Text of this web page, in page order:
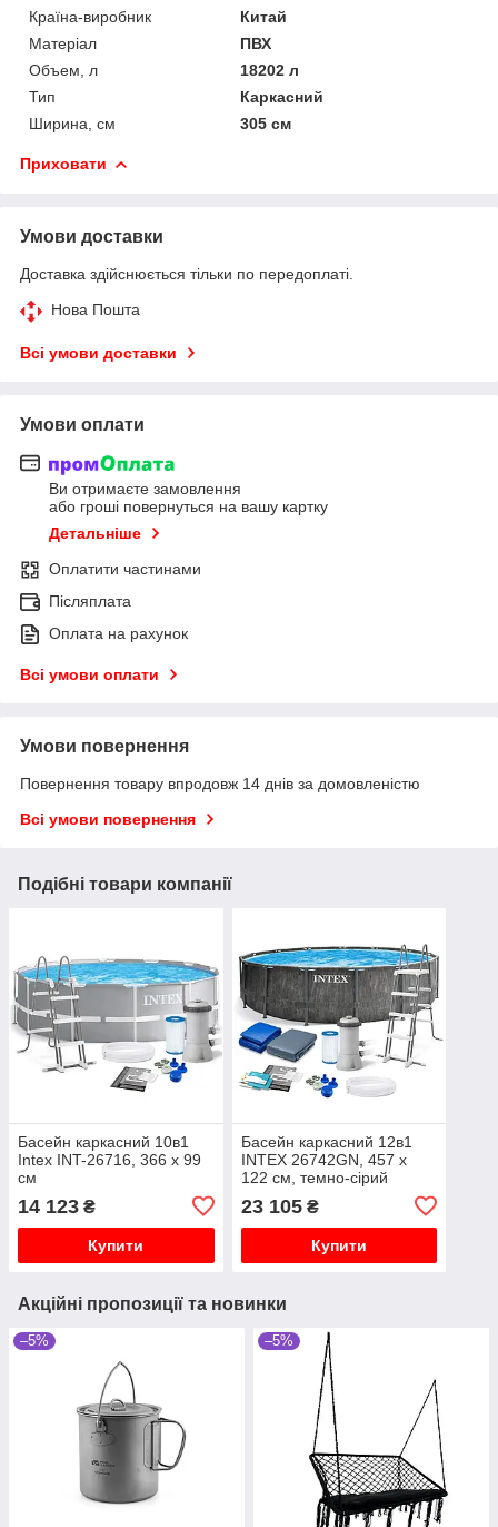
Країна-виробник
Китай
Матеріал
ПВХ
Объем, л
18202 л
Тип
Каркасний
Ширина, см
305 см
Приховати
Умови доставки
Доставка здійснюється тільки по передоплаті.
Нова Пошта
Всі умови доставки
Умови оплати
Ви отримаєте замовлення
або гроші повернуться на вашу картку
Детальніше
Оплатити частинами
Післяплата
Оплата на рахунок
Всі умови оплати
Умови повернення
Повернення товару впродовж 14 днів за домовленістю
Всі умови повернення
Подібні товари компанії
Басейн каркасний 10в1
Intex INT-26716, 366 x 99
см
14 123 ₴
Купити
Басейн каркасний 12в1
INTEX 26742GN, 457 x
122 см, темно-сірий
23 105₴
Купити
Акційні пропозиції та новинки
–5% –5%